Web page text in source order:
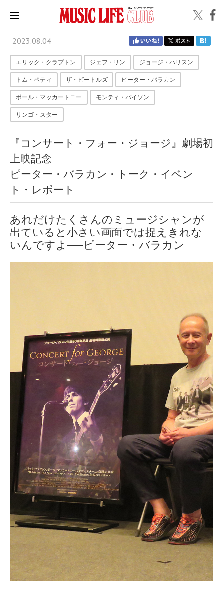
2023.08.04
エリック・クラプトン ジェフ・リン ジョージ・ハリスン
トム・ペティ ザ・ビートルズ ピーター・バラカン
ポール・マッカートニー モンティ・パイソン
リンゴ・スター
『コンサート・フォー・ジョージ』劇場初
上映記念
ピーター・バラカン・トーク・イベン
ト・レポート
あれだけたくさんのミュージシャンが
出ていると小さい画面では捉えきれな
いんですよ──ピーター・バラカン